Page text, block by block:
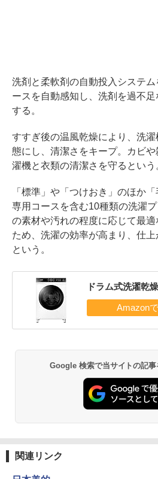
洗剤と柔軟剤の自動投入システ
ースを自動感知し、洗剤を過不
する。
すすぎ後の温風乾燥により、洗
態にし、清潔さをキープ。カビ
濯機と衣類の清潔さを守るという
「標準」や「つけおき」のほか
専用コースを含む10種類の洗濯
の素材や汚れの程度に応じて最
ため、洗濯の効率が高まり、仕
という。
ドラム式洗濯乾
Google 検索で当サイトの記
関連リンク